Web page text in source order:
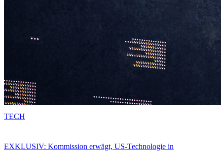
EXKLUSIV: Kommission erwägt, US-Technologie in
TECH